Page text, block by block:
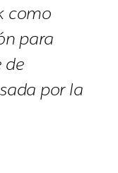
como
para
de
por la